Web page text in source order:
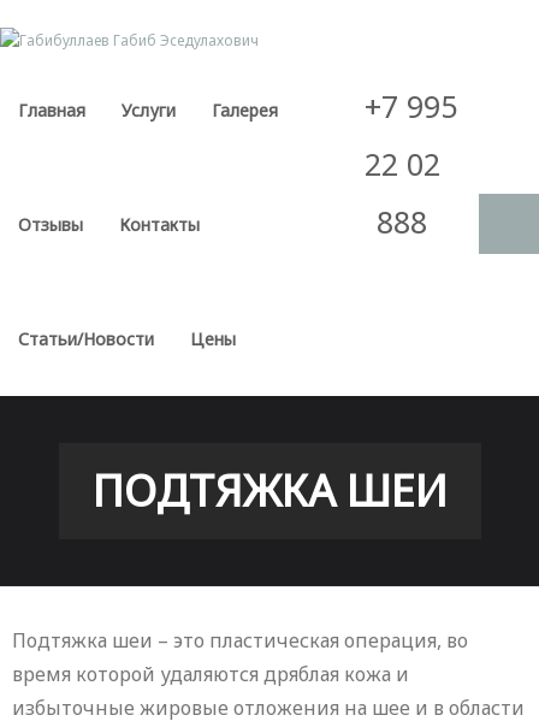
to
Главная Услуги Галерея
Отзывы Контакты
Статьи/Новости Цены
+7 995
22 02
888
ПОДТЯЖКА ШЕИ
Подтяжка шеи – это пластическая операция, во
время которой удаляются дряблая кожа и
избыточные жировые отложения на шее и в области